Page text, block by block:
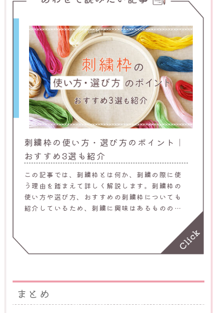
刺繍枠の使い方・選び方のポイント｜
おすすめ3選も紹介
この記事では、刺繍枠とは何か、刺繍の際に使
う理由を踏まえて詳しく解説します。刺繍枠の
使い方や選び方、おすすめの刺繍枠についても
紹介しているため、刺繍に興味はあるものの、
まとめ